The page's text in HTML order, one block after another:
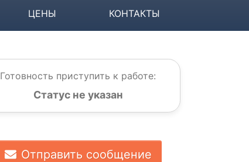
ЦЕНЫ КОНТАКТЫ
Готовность приступить к работе:
Статус не указан
Отправить сообщение